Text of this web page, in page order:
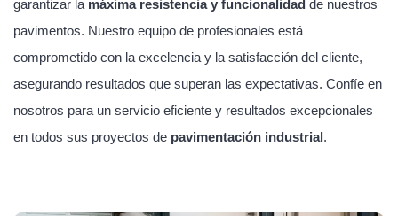
garantizar la máxima resistencia y funcionalidad de nuestros
pavimentos. Nuestro equipo de profesionales está
comprometido con la excelencia y la satisfacción del cliente,
asegurando resultados que superan las expectativas. Confíe en
nosotros para un servicio eficiente y resultados excepcionales
en todos sus proyectos de pavimentación industrial.